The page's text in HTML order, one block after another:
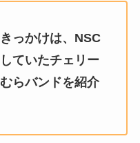
っかけは、NSC
ていたチェリー
らバンドを紹介